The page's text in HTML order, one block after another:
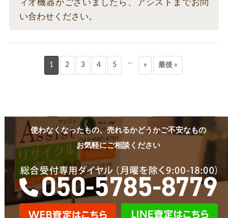
ィオ機器がございましたら、アシストまでお問
い合わせください。
1 2 3 4 5 ... » 最後 »
使わなくなったもの、売れるかどうかご不安なもの
お気軽にご相談ください